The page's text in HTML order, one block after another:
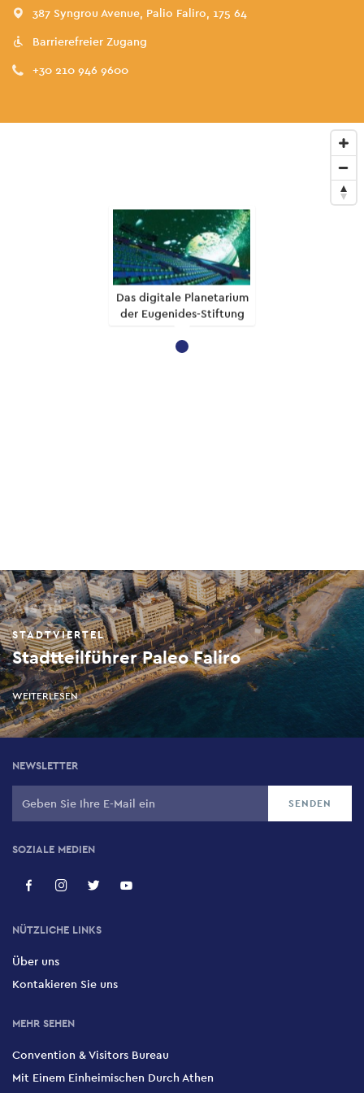
387 Syngrou Avenue, Palio Faliro, 175 64
Barrierefreier Zugang
+30 210 946 9600
Das digitale Planetarium
der Eugenides-Stiftung
Als nächstes
STADTVIERTEL
Stadtteilführer Paleo Faliro
WEITERLESEN
NEWSLETTER
SOZIALE MEDIEN
NÜTZLICHE LINKS
Über uns
Kontakieren Sie uns
MEHR SEHEN
Convention & Visitors Bureau
Mit Einem Einheimischen Durch Athen